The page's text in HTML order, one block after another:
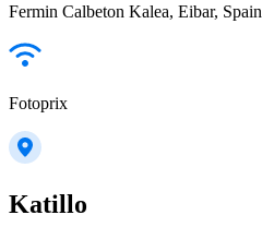
Fermin Calbeton Kalea, Eibar, Spain
Fotoprix
Katillo